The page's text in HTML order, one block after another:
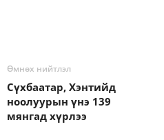
Өмнөх нийтлэл
Сүхбаатар, Хэнтийд
ноолуурын үнэ 139
мянгад хүрлээ